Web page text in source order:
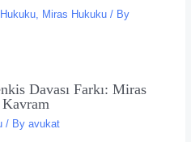
, Miras Hukuku/ By
Davası Farkı: Miras
/ By avukat